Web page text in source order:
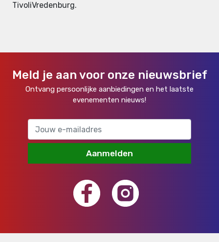
TivoliVredenburg.
Meld je aan voor onze nieuwsbrief
Ontvang persoonlijke aanbiedingen en het laatste
evenementen nieuws!
Aanmelden